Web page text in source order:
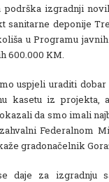
izgradnji
sanitarne deponije
u Programu
600.000 KM.
uspjeli uraditi
kasetu iz
da smo imali
Federalnom
gradonačelnik
daje za izgradnju